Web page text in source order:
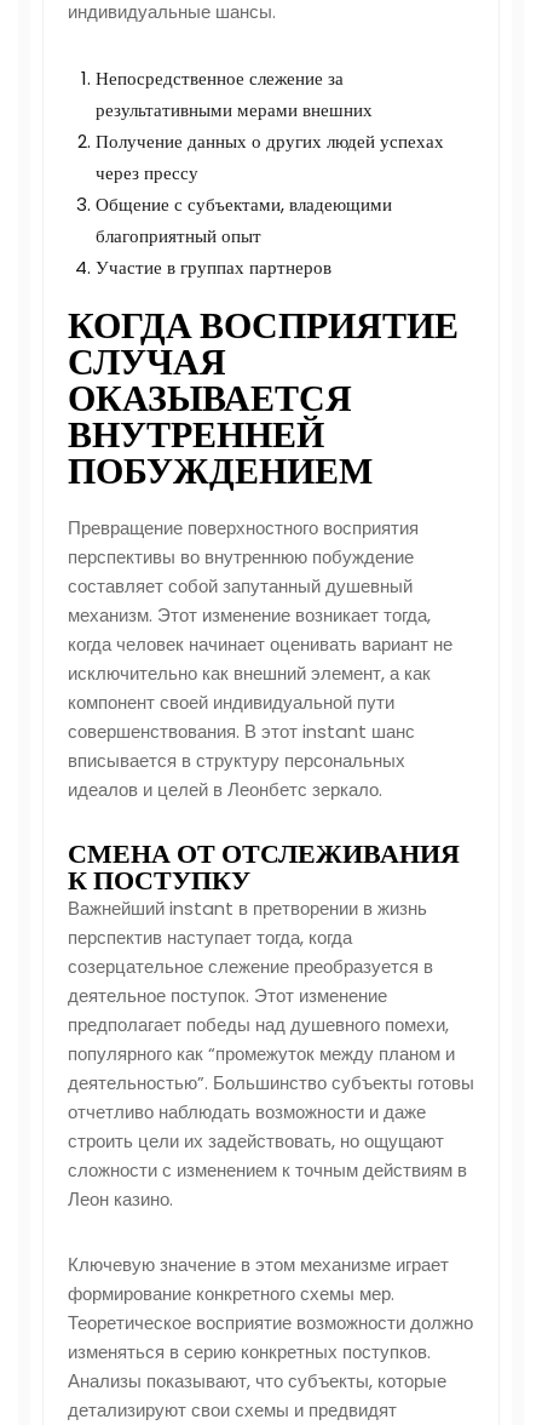
индивидуальные шансы.
Непосредственное слежение за
результативными мерами внешних
Получение данных о других людей успехах
через прессу
Общение с субъектами, владеющими
благоприятный опыт
Участие в группах партнеров
КОГДА ВОСПРИЯТИЕ
СЛУЧАЯ
ОКАЗЫВАЕТСЯ
ВНУТРЕННЕЙ
ПОБУЖДЕНИЕМ
Превращение поверхностного восприятия
перспективы во внутреннюю побуждение
составляет собой запутанный душевный
механизм. Этот изменение возникает тогда,
когда человек начинает оценивать вариант не
исключительно как внешний элемент, а как
компонент своей индивидуальной пути
совершенствования. В этот instant шанс
вписывается в структуру персональных
идеалов и целей в Леонбетс зеркало.
СМЕНА ОТ ОТСЛЕЖИВАНИЯ
К ПОСТУПКУ
Важнейший instant в претворении в жизнь
перспектив наступает тогда, когда
созерцательное слежение преобразуется в
деятельное поступок. Этот изменение
предполагает победы над душевного помехи,
популярного как “промежуток между планом и
деятельностью”. Большинство субъекты готовы
отчетливо наблюдать возможности и даже
строить цели их задействовать, но ощущают
сложности с изменением к точным действиям в
Леон казино.
Ключевую значение в этом механизме играет
формирование конкретного схемы мер.
Теоретическое восприятие возможности должно
изменяться в серию конкретных поступков.
Анализы показывают, что субъекты, которые
детализируют свои схемы и предвидят